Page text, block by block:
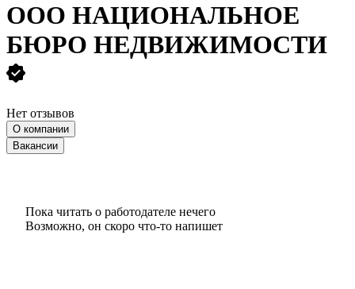
ООО НАЦИОНАЛЬНОЕ
БЮРО НЕДВИЖИМОСТИ
Нет отзывов
О компании
Вакансии
Пока читать о работодателе нечего
Возможно, он скоро что‑то напишет